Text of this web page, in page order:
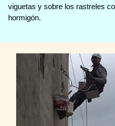
viguetas y sobre los rastreles
hormigón.